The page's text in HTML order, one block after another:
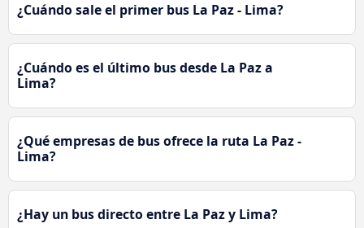
¿Cuándo sale el primer bus La Paz - Lima?
¿Cuándo es el último bus desde La Paz a
Lima?
¿Qué empresas de bus ofrece la ruta La Paz -
Lima?
¿Hay un bus directo entre La Paz y Lima?